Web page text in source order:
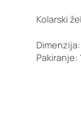
Kolarski
Dimenzija:
Pakiranje: